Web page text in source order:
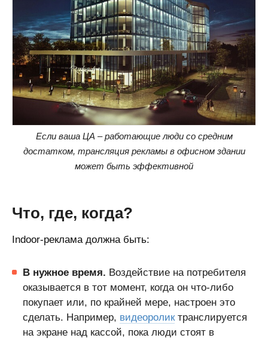
Если ваша ЦА – работающие люди со средним
достатком, трансляция рекламы в офисном здании
может быть эффективной
Что, где, когда?
Indoor-реклама должна быть:
В нужное время. Воздействие на потребителя
оказывается в тот момент, когда он что-либо
покупает или, по крайней мере, настроен это
сделать. Например, видеороликтранслируется
на экране над кассой, пока люди стоят в